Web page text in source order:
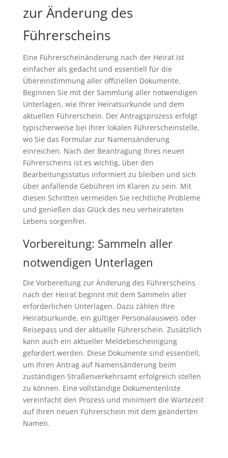
zur Änderung des
Führerscheins
Eine Führerscheinänderung nach der Heirat ist
einfacher als gedacht und essentiell für die
Übereinstimmung aller offiziellen Dokumente.
Beginnen Sie mit der Sammlung aller notwendigen
Unterlagen, wie Ihrer Heiratsurkunde und dem
aktuellen Führerschein. Der Antragsprozess erfolgt
typischerweise bei Ihrer lokalen Führerscheinstelle,
wo Sie das Formular zur Namensänderung
einreichen. Nach der Beantragung Ihres neuen
Führerscheins ist es wichtig, über den
Bearbeitungsstatus informiert zu bleiben und sich
über anfallende Gebühren im Klaren zu sein. Mit
diesen Schritten vermeiden Sie rechtliche Probleme
und genießen das Glück des neu verheirateten
Lebens sorgenfrei.
Vorbereitung: Sammeln aller
notwendigen Unterlagen
Die Vorbereitung zur Änderung des Führerscheins
nach der Heirat beginnt mit dem Sammeln aller
erforderlichen Unterlagen. Dazu zählen Ihre
Heiratsurkunde, ein gültiger Personalausweis oder
Reisepass und der aktuelle Führerschein. Zusätzlich
kann auch ein aktueller Meldebescheinigung
gefordert werden. Diese Dokumente sind essentiell,
um Ihren Antrag auf Namensänderung beim
zuständigen Straßenverkehrsamt erfolgreich stellen
zu können. Eine vollständige Dokumentenliste
vereinfacht den Prozess und minimiert die Wartezeit
auf Ihren neuen Führerschein mit dem geänderten
Namen.